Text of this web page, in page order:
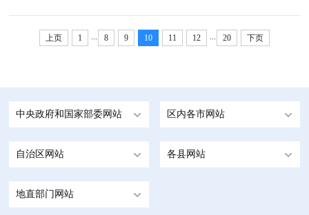
上页 1 ... 8 9 10 11 12 ... 20 下页
中央政府和国家部委网站 区内各市网站
自治区网站 各县网站
地直部门网站